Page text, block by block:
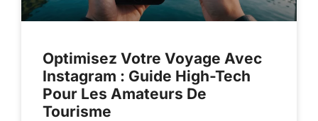
Optimisez Votre Voyage Avec
Instagram : Guide High-Tech
Pour Les Amateurs De
Tourisme